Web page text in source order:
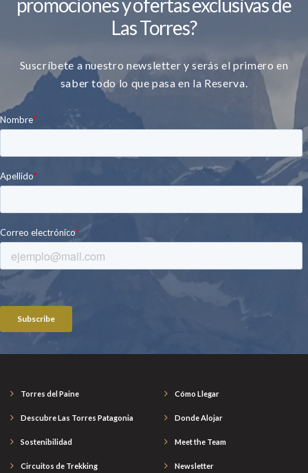
promociones y ofertas exclusivas de
Las Torres?
Suscríbete a nuestro newsletter y serás el primero en
saber todo lo que pasa en la Reserva.
Torres del Paine
Descubre Las Torres Patagonia
Sostenibilidad
Circuitos de Trekking
Cómo Llegar
Donde Alojar
Meet the Team
Newsletter